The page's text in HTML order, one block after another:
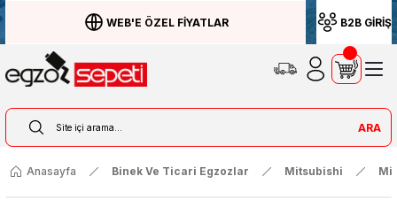
WEB'E ÖZEL FİYATLAR B2B GİRİŞ
ARA
Anasayfa Binek Ve Ticari Egzozlar Mitsubishi